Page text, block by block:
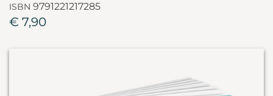
ISBN 9791221217285
€ 7,90